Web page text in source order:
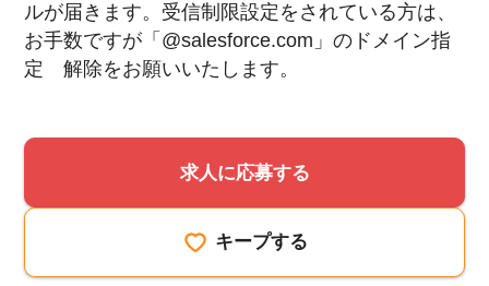
ルが届きます。受信制限設定をされている方は、
お手数ですが「@salesforce.com」のドメイン指
定 解除をお願いいたします。
求人に応募する
キープする